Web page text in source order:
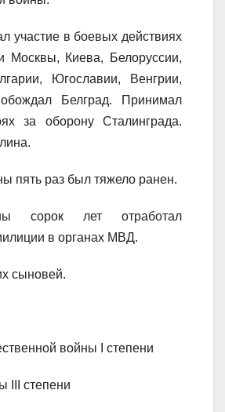
в боевых действиях
Москвы, Киева, Белоруссии,
Югославии, Венгрии,
Белград. Принимал
за оборону Сталинграда.
пять раз был тяжело ранен.
сорок лет отработал
в органах МВД.
сыновей.
войны I степени
III степени